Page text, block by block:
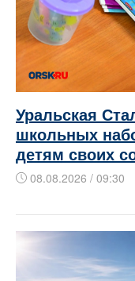
Уральская
школьных
детям своих
08.08.2026 / 09:30